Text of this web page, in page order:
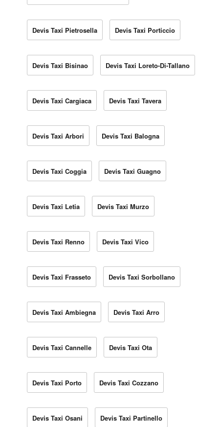
Devis Taxi Pietrosella Devis Taxi Porticcio
Devis Taxi Bisinao Devis Taxi Loreto-Di-Tallano
Devis Taxi Cargiaca Devis Taxi Tavera
Devis Taxi Arbori Devis Taxi Balogna
Devis Taxi Coggia Devis Taxi Guagno
Devis Taxi Letia Devis Taxi Murzo
Devis Taxi Renno Devis Taxi Vico
Devis Taxi Frasseto Devis Taxi Sorbollano
Devis Taxi Ambiegna Devis Taxi Arro
Devis Taxi Cannelle Devis Taxi Ota
Devis Taxi Porto Devis Taxi Cozzano
Devis Taxi Osani Devis Taxi Partinello